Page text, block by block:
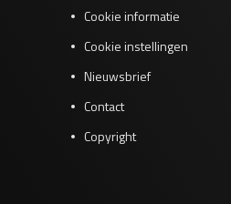
Cookie informatie
Cookie instellingen
Nieuwsbrief
Contact
Copyright